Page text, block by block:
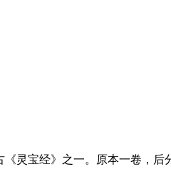
灵宝经》之一。原本一卷，后